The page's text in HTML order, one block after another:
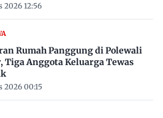
2026 12:56
Rumah Panggung di Polewali
Tiga Anggota Keluarga Tewas
2026 00:15